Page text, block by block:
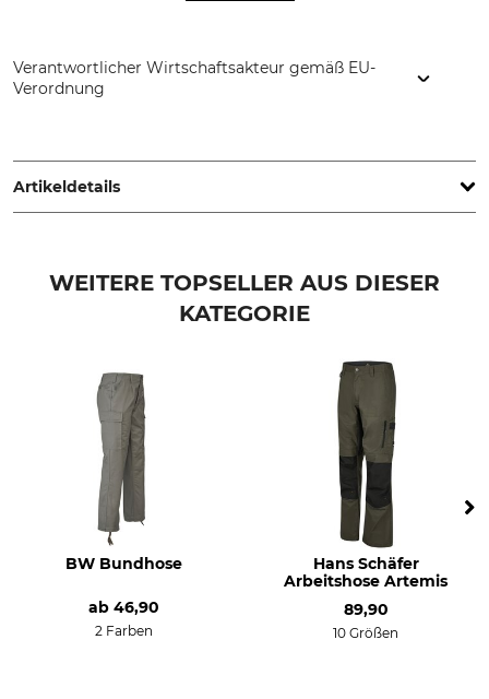
Verantwortlicher Wirtschaftsakteur gemäß EU-
Verordnung
München, Germany, www.hellyhansen.com
Artikeldetails
Oberstoff
Oberstoff 2
79% Baumwolle
18% Polyester
3% Elasthan
40 °C Buntwäsche
Nicht bleichen
Nicht im Wäschetrockner
trocknen
Nicht bügeln
Professionelle Textilpflege
Nicht trockenreinigen
WEITERE TOPSELLER AUS DIESER
KATEGORIE
BW Bundhose
ab 46,90
2 Farben
Hans Schäfer
Arbeitshose Artemis
89,90
10 Größen